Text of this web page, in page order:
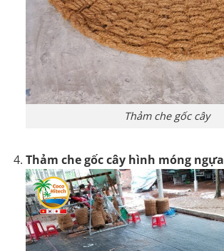
Thảm che gốc cây
Thảm che gốc cây hình móng ngựa